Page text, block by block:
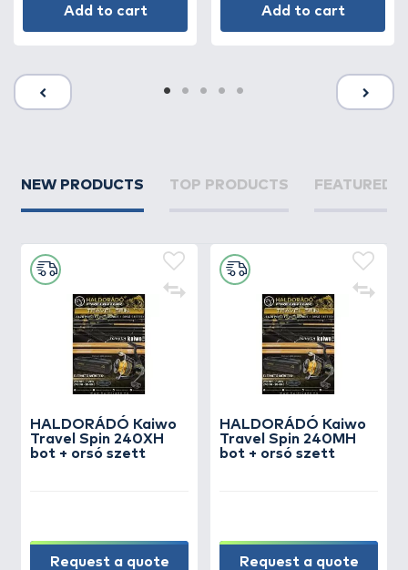
Add to cart Add to cart
NEW PRODUCTS TOP PRODUCTS FEATURED
HALDORÁDÓ Kaiwo
Travel Spin 240XH
bot + orsó szett
Request a quote
HALDORÁDÓ Kaiwo
Travel Spin 240MH
bot + orsó szett
Request a quote